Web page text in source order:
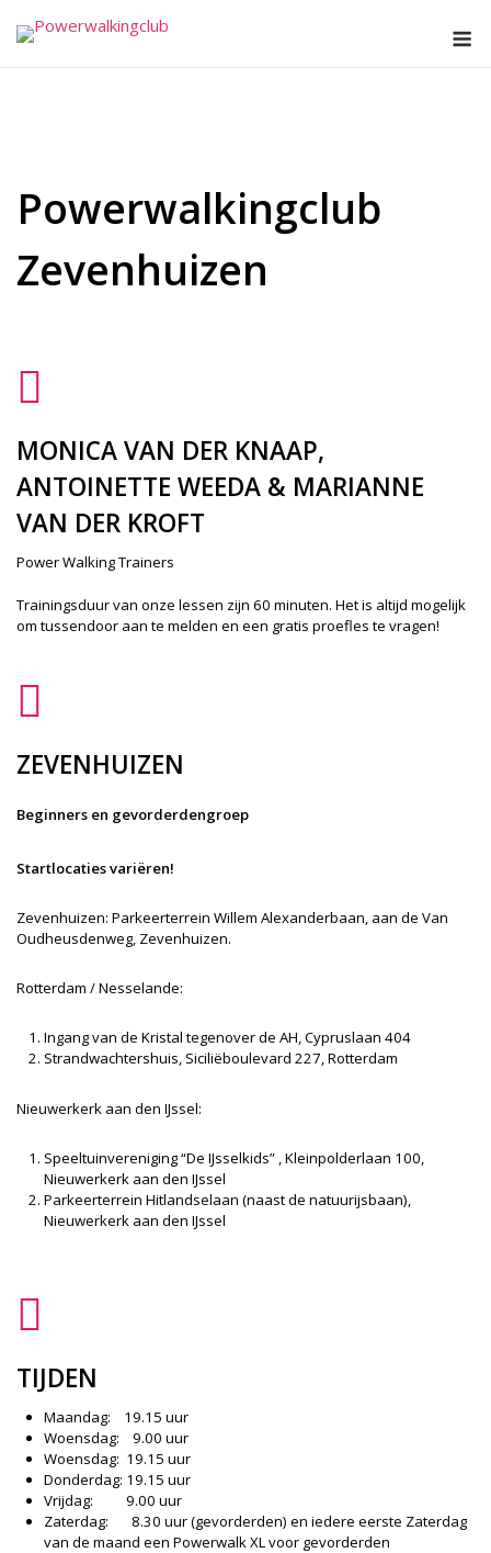
naar
de
Powerwalkingclub
Zevenhuizen
MONICA VAN DER KNAAP,
ANTOINETTE WEEDA & MARIANNE
VAN DER KROFT
Power Walking Trainers
Trainingsduur van onze lessen zijn 60 minuten. Het is altijd mogelijk
om tussendoor aan te melden en een gratis proefles te vragen!
ZEVENHUIZEN
Beginners en gevorderdengroep
Startlocaties variëren!
Zevenhuizen: Parkeerterrein Willem Alexanderbaan, aan de Van
Oudheusdenweg, Zevenhuizen.
Rotterdam / Nesselande:
Ingang van de Kristal tegenover de AH, Cypruslaan 404
Strandwachtershuis, Siciliëboulevard 227, Rotterdam
Nieuwerkerk aan den IJssel:
Speeltuinvereniging “De IJsselkids” , Kleinpolderlaan 100,
Nieuwerkerk aan den IJssel
Parkeerterrein Hitlandselaan (naast de natuurijsbaan),
Nieuwerkerk aan den IJssel
TIJDEN
Maandag: 19.15 uur
Woensdag: 9.00 uur
Woensdag: 19.15 uur
Donderdag: 19.15 uur
Vrijdag: 9.00 uur
Zaterdag: 8.30 uur (gevorderden) en iedere eerste Zaterdag
van de maand een Powerwalk XL voor gevorderden